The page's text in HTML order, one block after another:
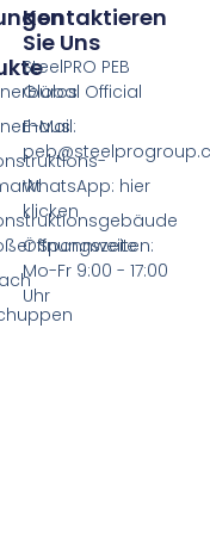
Spannweite
Kontaktieren
Sie Uns
SteelPRO PEB
Global Official
E-Mail:
WhatsApp: hier
klicken
Öffnungszeiten:
Mo-Fr 9:00 - 17:00
Uhr